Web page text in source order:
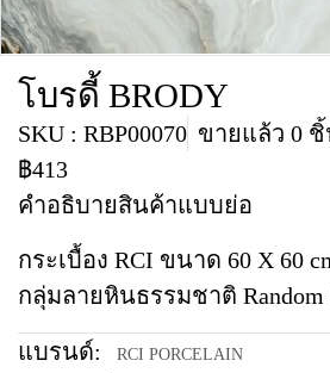
โบรดี้ BRODY
SKU : RBP00070 ขายแล้ว 0
฿413
คำอธิบายสินค้าแบบย่อ
กระเบื้อง RCI ขนาด 60 X 60
กลุ่มลายหินธรรมชาติ Random
แบรนด์: RCI PORCELAIN